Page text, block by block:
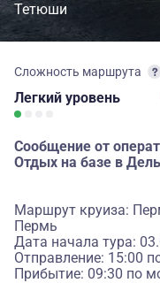
Тетюши
Сложность маршрута
Легкий уровень
Сообщение от
Отдых на базе в
Маршрут круиза:
Пермь
Дата начала тура:
Отправление: 15:00
Прибытие: 09:30 по